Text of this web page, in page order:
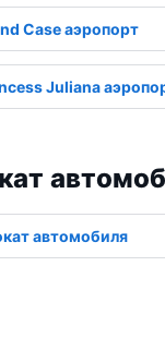
Case аэропорт
Juliana
автомобиля